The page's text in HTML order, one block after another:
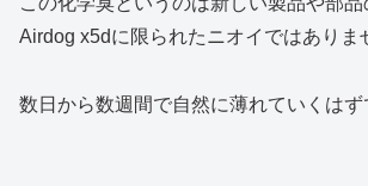
Airdog x5dに限られたニオイではありま
数日から数週間で自然に薄れていくはず